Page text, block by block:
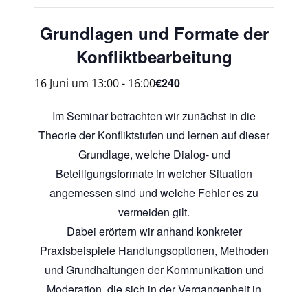
Grundlagen und Formate der
Konfliktbearbeitung
16 Juni um 13:00- 16:00€240
Im Seminar betrachten wir zunächst in die
Theorie der Konfliktstufen und lernen auf dieser
Grundlage, welche Dialog- und
Beteiligungsformate in welcher Situation
angemessen sind und welche Fehler es zu
vermeiden gilt.
Dabei erörtern wir anhand konkreter
Praxisbeispiele Handlungsoptionen, Methoden
und Grundhaltungen der Kommunikation und